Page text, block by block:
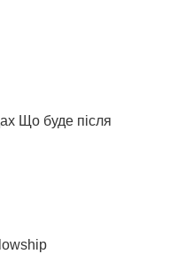
Що буде після